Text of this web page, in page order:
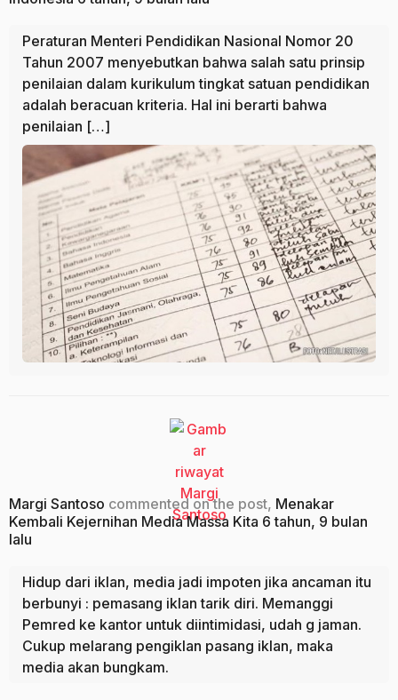
Peraturan Menteri Pendidikan Nasional Nomor 20
Tahun 2007 menyebutkan bahwa salah satu prinsip
penilaian dalam kurikulum tingkat satuan pendidikan
adalah beracuan kriteria. Hal ini berarti bahwa
penilaian […]
Margi Santoso commented on the post, Menakar
Kembali Kejernihan Media Massa Kita 6 tahun, 9 bulan
lalu
Hidup dari iklan, media jadi impoten jika ancaman itu
berbunyi : pemasang iklan tarik diri. Memanggi
Pemred ke kantor untuk diintimidasi, udah g jaman.
Cukup melarang pengiklan pasang iklan, maka
media akan bungkam.